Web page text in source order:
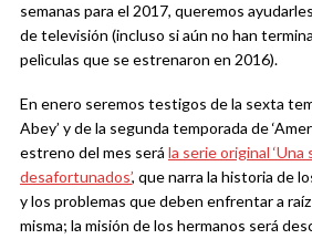
semanas para el 2017, queremos
de televisión (incluso si aún no han
pelìculas que se estrenaron en 2016).
En enero seremos testigos de la sexta
Abey’ y de la segunda temporada de
estreno del mes será la serie original
desafortunados’, que narra la historia de
y los problemas que deben enfrentar a
misma; la misión de los hermanos será